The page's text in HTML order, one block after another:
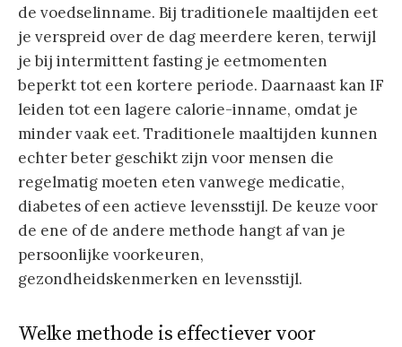
de voedselinname. Bij traditionele maaltijden eet
je verspreid over de dag meerdere keren, terwijl
je bij intermittent fasting je eetmomenten
beperkt tot een kortere periode. Daarnaast kan IF
leiden tot een lagere calorie-inname, omdat je
minder vaak eet. Traditionele maaltijden kunnen
echter beter geschikt zijn voor mensen die
regelmatig moeten eten vanwege medicatie,
diabetes of een actieve levensstijl. De keuze voor
de ene of de andere methode hangt af van je
persoonlijke voorkeuren,
gezondheidskenmerken en levensstijl.
Welke methode is effectiever voor